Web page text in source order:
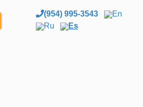
(954) 995-3543
En
Ru
Es